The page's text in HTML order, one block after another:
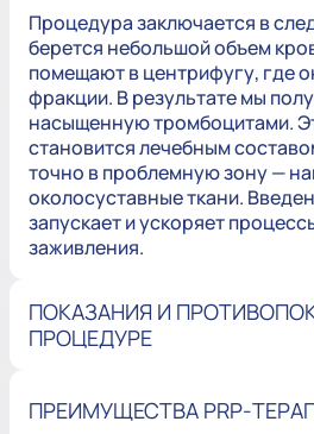
Процедура заключается в
берется небольшой объем
помещают в центрифугу, где
фракции. В результате мы
насыщенную тромбоцитами.
становится лечебным
точно в проблемную зону —
околосуставные ткани.
запускает и ускоряет
заживления.
ПОКАЗАНИЯ И
ПРОЦЕДУРЕ
ПРЕИМУЩЕСТВА PRP-